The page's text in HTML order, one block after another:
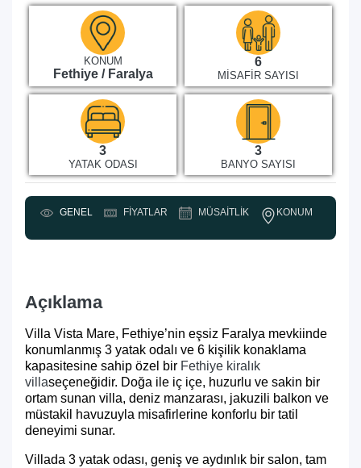
KONUM
Fethiye / Faralya
6
MISAFIR SAYISI
3
YATAK ODASI
3
BANYO SAYISI
GENEL FIYATLAR MÜSAITLIK KONUM
Açıklama
Villa Vista Mare, Fethiye’nin eşsiz Faralya mevkiinde
konumlanmış 3 yatak odalı ve 6 kişilik konaklama
kapasitesine sahip özel bir Fethiye kiralık
villaseçeneğidir. Doğa ile iç içe, huzurlu ve sakin bir
ortam sunan villa, deniz manzarası, jakuzili balkon ve
müstakil havuzuyla misafirlerine konforlu bir tatil
deneyimi sunar.
Villada 3 yatak odası, geniş ve aydınlık bir salon, tam